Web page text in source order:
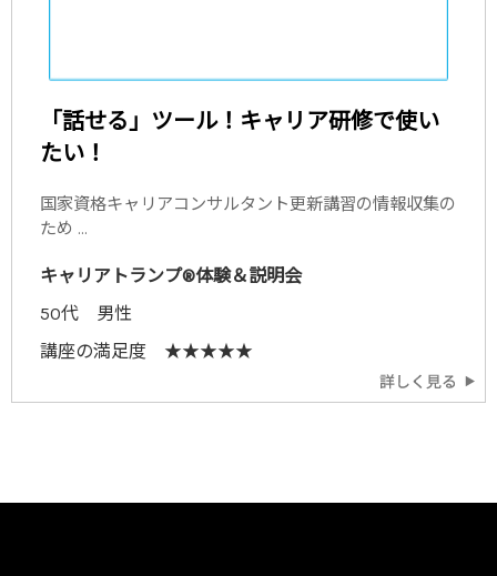
「話せる」ツール！キャリア研修で使い
たい！
国家資格キャリアコンサルタント更新講習の情報収集の
ため ...
キャリアトランプ®体験＆説明会
50代 男性
講座の満足度 ★★★★★